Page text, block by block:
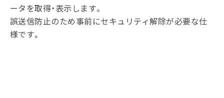
ータを取得・表示します。
誤送信防止のため事前にセキュリティ解除が必要な仕
様です。